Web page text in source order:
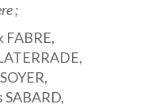
;
FABRE,